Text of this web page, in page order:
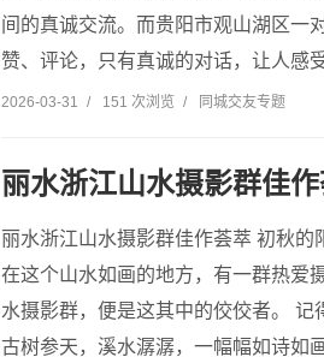
间的真诚交流。而贵阳市观山湖区一
赞、评论，只有真诚的对话，让人感
2026-03-31 / 151 次浏览 / 同城交友专题
丽水浙江山水摄影群佳
丽水浙江山水摄影群佳作荟萃 初秋的
在这个山水如画的地方，有一群热爱
水摄影群，便是这其中的佼佼者。
古树参天，溪水潺潺，一幅幅如诗如